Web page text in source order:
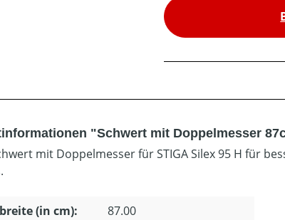
"Schwert mit Doppelmesser
mit Doppelmesser für STIGA Silex 95 H für
(in cm):
87.00